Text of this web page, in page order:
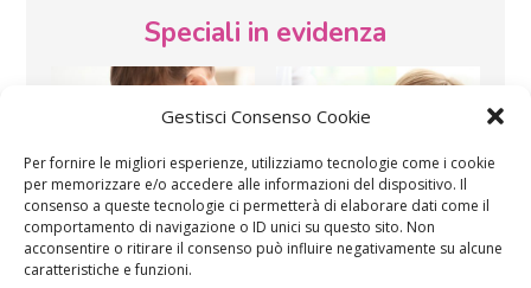
Gestisci Consenso Cookie
Per fornire le migliori esperienze, utilizziamo tecnologie come i cookie
per memorizzare e/o accedere alle informazioni del dispositivo. Il
consenso a queste tecnologie ci permetterà di elaborare dati come il
comportamento di navigazione o ID unici su questo sito. Non
acconsentire o ritirare il consenso può influire negativamente su alcune
caratteristiche e funzioni.
Speciali in evidenza
Vaccini SOS Pediatra